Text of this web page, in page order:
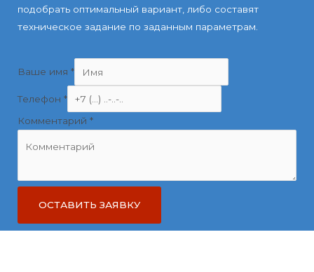
подобрать оптимальный вариант, либо составят
техническое задание по заданным параметрам.
Ваше имя *
Телефон *
Комментарий *
ОСТАВИТЬ ЗАЯВКУ